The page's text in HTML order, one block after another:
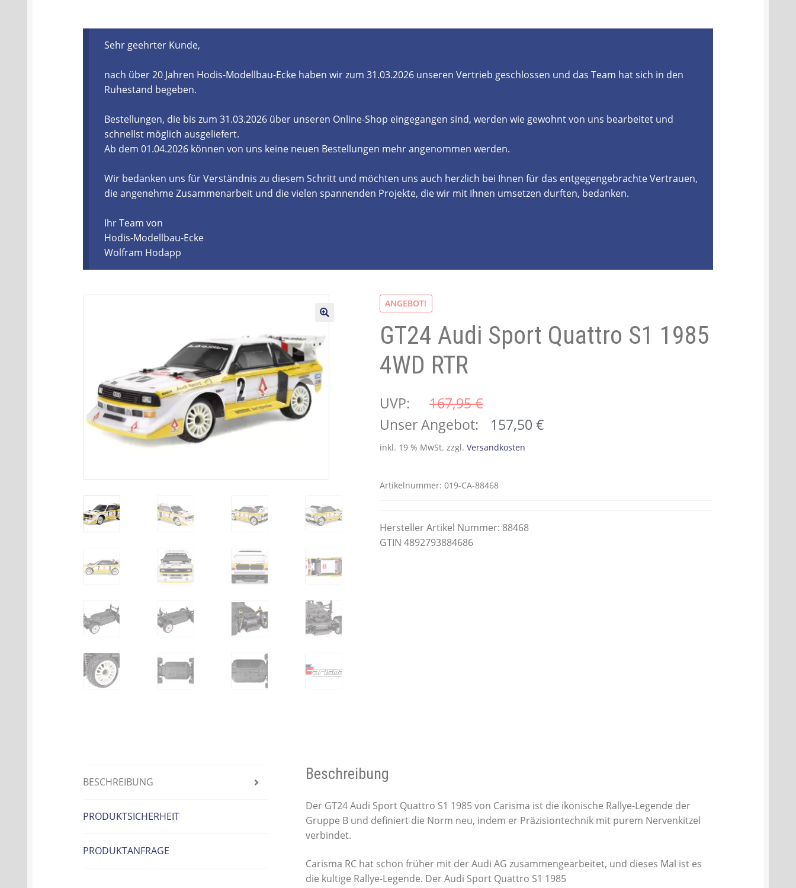
Öle- und Schmierstoff Verordnung
Datenschutzerklärung Impressum
Sehr geehrter Kunde,
nach über 20 Jahren Hodis-Modellbau-Ecke haben wir zum 31.03.2026 unseren Vertrieb geschlossen und das Team hat sich in den
Ruhestand begeben.
Bestellungen, die bis zum 31.03.2026 über unseren Online-Shop eingegangen sind, werden wie gewohnt von uns bearbeitet und
schnellst möglich ausgeliefert.
Ab dem 01.04.2026 können von uns keine neuen Bestellungen mehr angenommen werden.
Wir bedanken uns für Verständnis zu diesem Schritt und möchten uns auch herzlich bei Ihnen für das entgegengebrachte Vertrauen,
die angenehme Zusammenarbeit und die vielen spannenden Projekte, die wir mit Ihnen umsetzen durften, bedanken.
Ihr Team von
Hodis-Modellbau-Ecke
Wolfram Hodapp
ANGEBOT!
GT24 Audi Sport Quattro S1 1985
4WD RTR
UVP: 167,95 €
Ursprünglicher
Preis
167,95 €
Unser Angebot: 157,50 €Aktueller
inkl. 19 % MwSt. zzgl. Versandkosten
Hersteller Artikel Nummer: 88468
GTIN 4892793884686
Artikelnummer: 019-CA-88468
BESCHREIBUNG
PRODUKTSICHERHEIT
PRODUKTANFRAGE
Beschreibung
Der GT24 Audi Sport Quattro S1 1985 von Carisma ist die ikonische Rallye-Legende der
Gruppe B und definiert die Norm neu, indem er Präzisiontechnik mit purem Nervenkitzel
verbindet.
Carisma RC hat schon früher mit der Audi AG zusammengearbeitet, und dieses Mal ist es
die kultige Rallye-Legende. Der Audi Sport Quattro S1 1985